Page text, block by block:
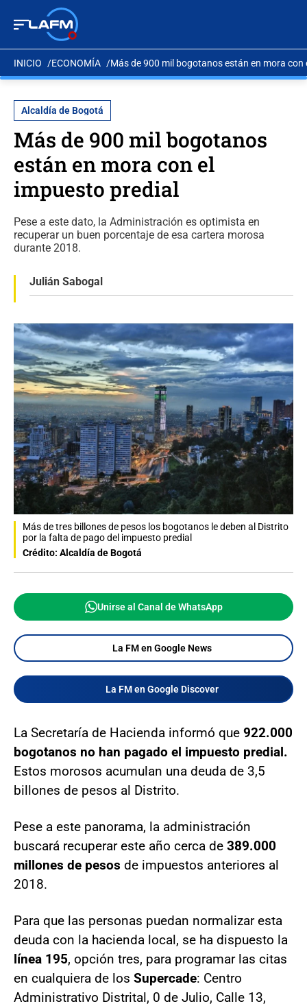
INICIO ECONOMÍA Más de 900 mil bogotanos están en mora con
Alcaldía de Bogotá
Más de 900 mil bogotanos
están en mora con el
impuesto predial
Pese a este dato, la Administración es optimista en
recuperar un buen porcentaje de esa cartera morosa
durante 2018.
Julián Sabogal
Más de tres billones de pesos los bogotanos le deben al Distrito
por la falta de pago del impuesto predial
Crédito: Alcaldía de Bogotá
Unirse al Canal de WhatsApp
La FM en Google News
La FM en Google Discover
La Secretaría de Hacienda informó que 922.000
bogotanos no han pagado el impuesto predial.
Estos morosos acumulan una deuda de 3,5
billones de pesos al Distrito.
Pese a este panorama, la administración
buscará recuperar este año cerca de 389.000
millones de pesos de impuestos anteriores al
2018.
Para que las personas puedan normalizar esta
deuda con la hacienda local, se ha dispuesto la
línea 195, opción tres, para programar las citas
en cualquiera de los Supercade: Centro
Administrativo Distrital, 0 de Julio, Calle 13,